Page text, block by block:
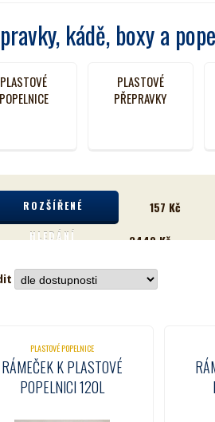
kádě, boxy a
PLASTOVÉ
POPELNICE
PLASTOVÉ
PŘEPRAVKY
ROZŠÍŘENÉ
HLEDÁNÍ
157 Kč
3449Kč
PLASTOVÉ POPELNICE
RÁMEČEK K PLASTOVÉ
POPELNICI 120L